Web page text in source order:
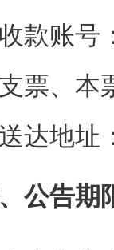
收款账号
支票、本
送达地址
公告期